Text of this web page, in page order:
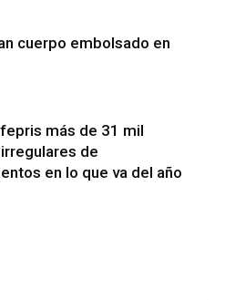
cuerpo embolsado en
más de 31 mil
de
en lo que va del año